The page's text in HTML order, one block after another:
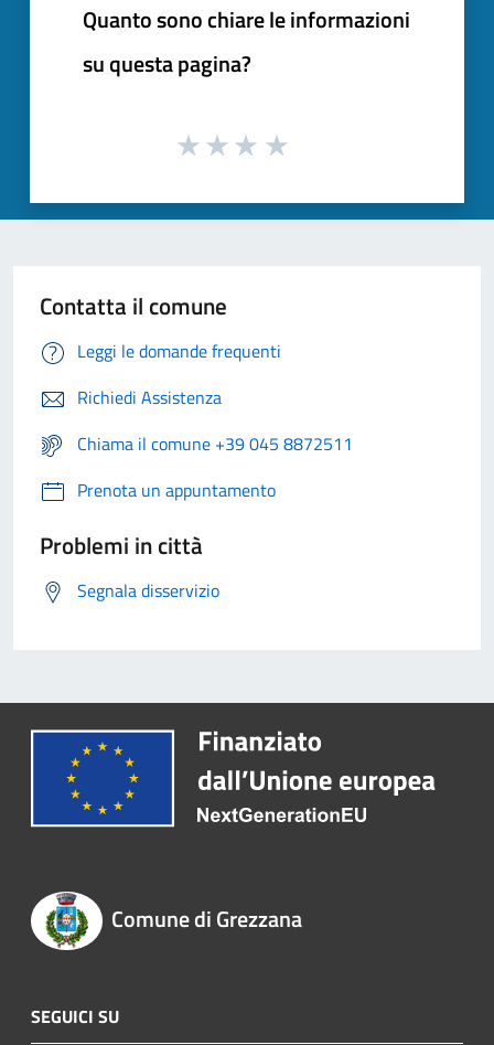
Quanto sono chiare le informazioni
su questa pagina?
Contatta il comune
Leggi le domande frequenti
Richiedi Assistenza
Chiama il comune +39 045 8872511
Prenota un appuntamento
Problemi in città
Segnala disservizio
Comune di Grezzana
SEGUICI SU